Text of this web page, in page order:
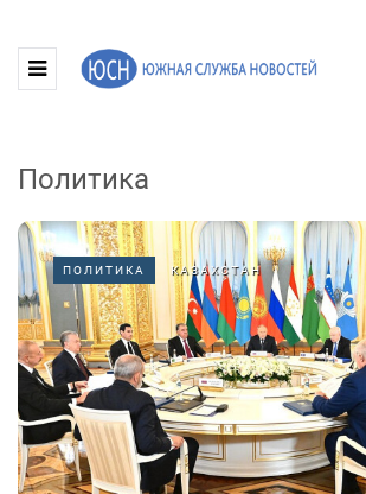
Политика
ПОЛИТИКА КАЗАХСТАН